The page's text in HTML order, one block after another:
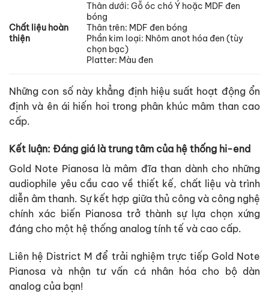
Chất liệu hoàn
thiện
Thân dưới: Gỗ óc chó Ý hoặc MDF đen
bóng
Thân trên: MDF đen bóng
Phần kim loại: Nhôm anot hóa đen (tùy
chọn bạc)
Platter: Màu đen
Những con số này khẳng định hiệu suất hoạt động ổn
định và ên ái hiến hoi trong phân khúc mâm than cao
cấp.
Kết luận: Đáng giá là trung tâm của hệ thống hi-end
Gold Note Pianosa là mâm đĩa than dành cho những
audiophile yêu cầu cao về thiết kế, chất liệu và trình
diễn âm thanh. Sự kết hợp giữa thủ công và công nghệ
chính xác biến Pianosa trở thành sự lựa chọn xứng
đáng cho một hệ thống analog tính tế và cao cấp.
Liên hệ District M để trải nghiệm trực tiếp Gold Note
Pianosa và nhận tư vấn cá nhân hóa cho bộ dàn
analog của bạn!